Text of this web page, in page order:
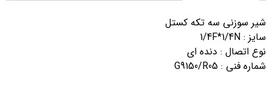
شیر سوزنی سه تکه کستل
سایز : 1/4F*1/4N
نوع اتصال : دنده ای
شماره فنی : G9150/R05